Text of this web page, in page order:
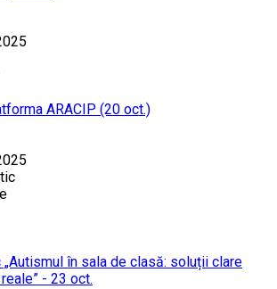
ARACIP (20 oct.)
în sala de clasă: soluții clare
- 23 oct.